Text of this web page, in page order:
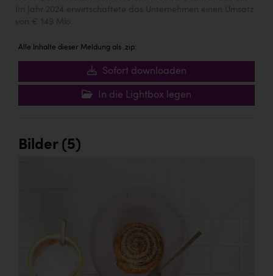
Alle Inhalte dieser Meldung als .zip:
Sofort downloaden
In die Lightbox legen
Bilder (5)